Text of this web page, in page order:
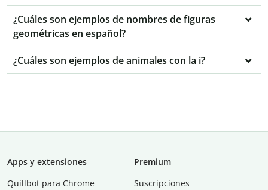
¿Cuáles son ejemplos de nombres de figuras
geométricas en español?
¿Cuáles son ejemplos de animales con la i?
Apps y extensiones
Quillbot para Chrome
Premium
Suscripciones